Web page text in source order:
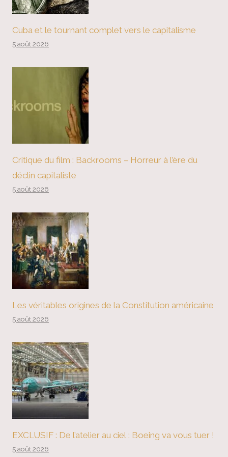
Cuba et le tournant complet vers le capitalisme
5 août 2026
Critique du film : Backrooms – Horreur à l’ère du
déclin capitaliste
5 août 2026
Les véritables origines de la Constitution américaine
5 août 2026
EXCLUSIF : De l’atelier au ciel : Boeing va vous tuer !
5 août 2026